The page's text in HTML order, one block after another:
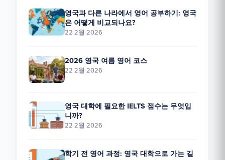
영국과 다른 나라에서 영어 공부하기: 영국
은 어떻게 비교되나요?
22 2월 2026
2026 영국 여름 영어 코스
22 2월 2026
영국 대학에 필요한 IELTS 점수는 무엇입
니까?
22 2월 2026
학기 전 영어 과정: 영국 대학으로 가는 길